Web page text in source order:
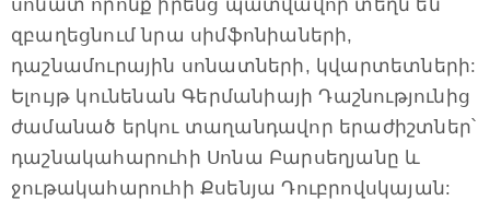
սոնատ որոնք իրենց պատվավոր տեղն են
զբաղեցնում նրա սիմֆոնիաների,
դաշնամուրային սոնատների, կվարտետների:
Ելույթ կունենան Գերմանիայի Դաշնությունից
ժամանած երկու տաղանդավոր երաժիշտներ՝
դաշնակահարուհի Սոնա Բարսեղյանը և
ջութակահարուհի Քսենյա Դուբրովսկայան: